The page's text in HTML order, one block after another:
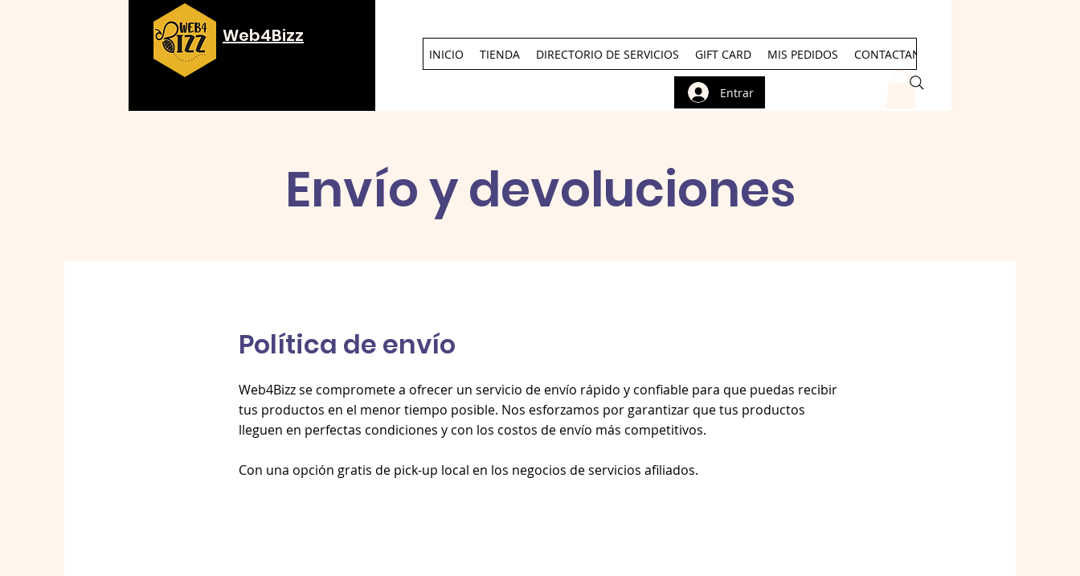
Web4Bizz
INICIO TIENDA DIRECTORIO DE SERVICIOS GIFT CARD MIS PEDIDOS CONTACTANOS
Entrar
Envío y devoluciones
Política de envío
Web4Bizz se compromete a ofrecer un servicio de envío rápido y confiable para que puedas recibir
tus productos en el menor tiempo posible. Nos esforzamos por garantizar que tus productos
lleguen en perfectas condiciones y con los costos de envío más competitivos.
Con una opción gratis de pick-up local en los negocios de servicios afiliados.